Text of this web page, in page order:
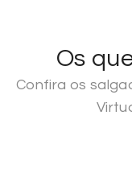
Os
Confira os